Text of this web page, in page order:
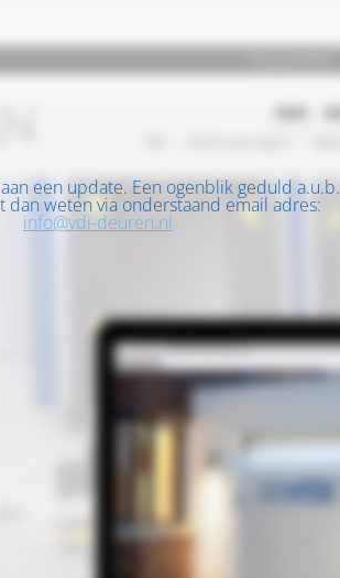
een update. Een ogenblik geduld a.u.b.
dan weten via onderstaand email adres:
info@vdi-deuren.nl